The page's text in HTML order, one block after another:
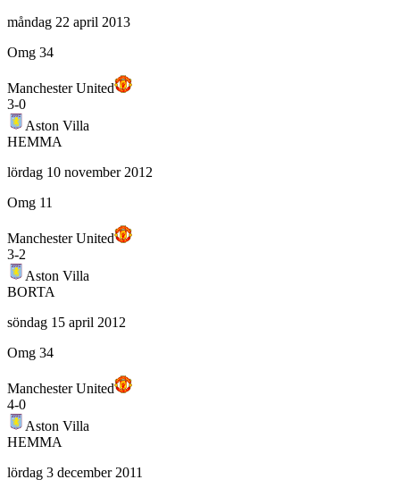
måndag 22 april 2013
Omg 34
Manchester United
3-0
Aston Villa
HEMMA
lördag 10 november 2012
Omg 11
Manchester United
3-2
Aston Villa
BORTA
söndag 15 april 2012
Omg 34
Manchester United
4-0
Aston Villa
HEMMA
lördag 3 december 2011